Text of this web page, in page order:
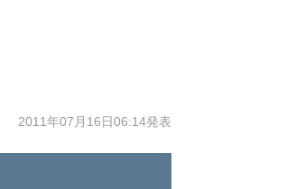
2011年07月16日06:14発表